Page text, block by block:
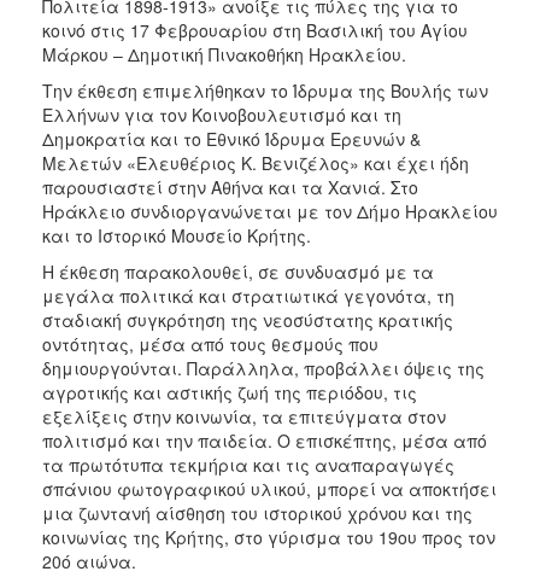
Πολιτεία 1898-1913» ανοίξε τις πύλες της για το
κοινό στις 17 Φεβρουαρίου στη Βασιλική του Αγίου
Μάρκου – Δημοτική Πινακοθήκη Ηρακλείου.
Την έκθεση επιμελήθηκαν το Ίδρυμα της Βουλής των
Ελλήνων για τον Κοινοβουλευτισμό και τη
Δημοκρατία και το Εθνικό Ίδρυμα Ερευνών &
Μελετών «Ελευθέριος Κ. Βενιζέλος» και έχει ήδη
παρουσιαστεί στην Αθήνα και τα Χανιά. Στο
Ηράκλειο συνδιοργανώνεται με τον Δήμο Ηρακλείου
και το Ιστορικό Μουσείο Κρήτης.
Η έκθεση παρακολουθεί, σε συνδυασμό με τα
μεγάλα πολιτικά και στρατιωτικά γεγονότα, τη
σταδιακή συγκρότηση της νεοσύστατης κρατικής
οντότητας, μέσα από τους θεσμούς που
δημιουργούνται. Παράλληλα, προβάλλει όψεις της
αγροτικής και αστικής ζωή της περιόδου, τις
εξελίξεις στην κοινωνία, τα επιτεύγματα στον
πολιτισμό και την παιδεία. Ο επισκέπτης, μέσα από
τα πρωτότυπα τεκμήρια και τις αναπαραγωγές
σπάνιου φωτογραφικού υλικού, μπορεί να αποκτήσει
μια ζωντανή αίσθηση του ιστορικού χρόνου και της
κοινωνίας της Κρήτης, στο γύρισμα του 19ου προς τον
20ό αιώνα.